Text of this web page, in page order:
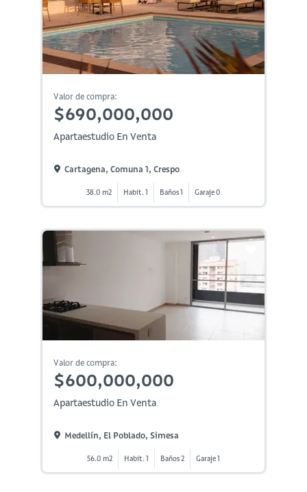
Valor de compra:
$690,000,000
Apartaestudio En Venta
Cartagena, Comuna 1, Crespo
38.0 m2 Habit. 1 Baños 1 Garaje 0
Valor de compra:
$600,000,000
Apartaestudio En Venta
Medellín, El Poblado, Simesa
56.0 m2 Habit. 1 Baños 2 Garaje 1